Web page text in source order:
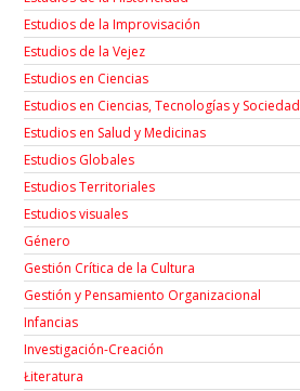
Estudios de la Improvisación
Estudios de la Vejez
Estudios en Ciencias
Estudios en Ciencias, Tecnologías y Sociedad
Estudios en Salud y Medicinas
Estudios Globales
Estudios Territoriales
Estudios visuales
Género
Gestión Crítica de la Cultura
Gestión y Pensamiento Organizacional
Infancias
Investigación-Creación
Łiteratura